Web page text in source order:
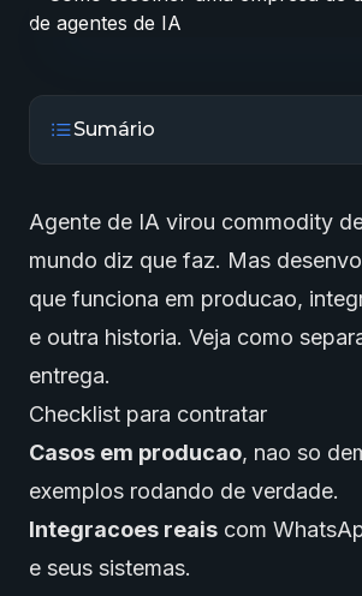
Sumário
Agente de IA virou commodity
mundo diz que faz. Mas
que funciona em producao,
e outra historia. Veja como
entrega.
Checklist para contratar
Casos em producao, nao so
exemplos rodando de verdade.
Integracoes reais com
e seus sistemas.